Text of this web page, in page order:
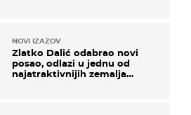
NOVI IZAZOV
Zlatko Dalić odabrao novi
posao, odlazi u jednu od
najatraktivnijih zemalja